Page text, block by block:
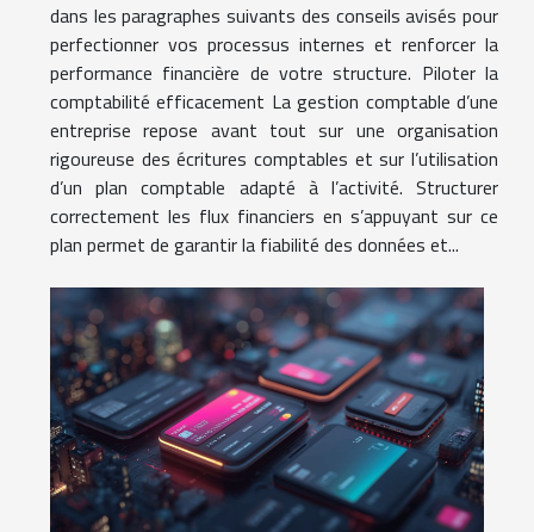
dans les paragraphes suivants des conseils avisés pour
perfectionner vos processus internes et renforcer la
performance financière de votre structure. Piloter la
comptabilité efficacement La gestion comptable d’une
entreprise repose avant tout sur une organisation
rigoureuse des écritures comptables et sur l’utilisation
d’un plan comptable adapté à l’activité. Structurer
correctement les flux financiers en s’appuyant sur ce
plan permet de garantir la fiabilité des données et...